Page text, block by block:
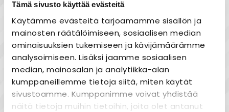
Tämä sivusto käyttää evästeitä
Käytämme evästeitä tarjoamamme sisällön ja
mainosten räätälöimiseen, sosiaalisen median
ominaisuuksien tukemiseen ja kävijämäärämme
analysoimiseen. Lisäksi jaamme sosiaalisen
median, mainosalan ja analytiikka-alan
kumppaneillemme tietoja siitä, miten käytät
sivustoamme. Kumppanimme voivat yhdistää
näitä tietoja muihin tietoihin, joita olet antanut
Tuotekuvaus
UPONOR SMATRIX PEITEKEHYS T-X A-1XX
RAL9016